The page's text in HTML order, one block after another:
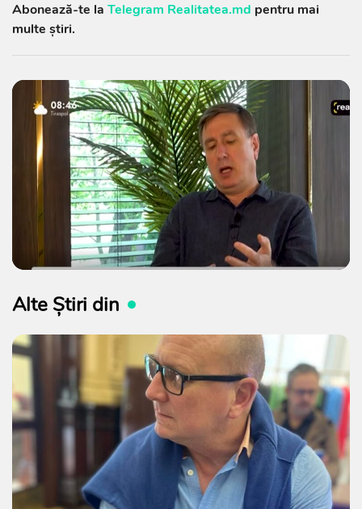
Abonează-te la Telegram Realitatea.md pentru mai
multe știri.
Alte Știri din